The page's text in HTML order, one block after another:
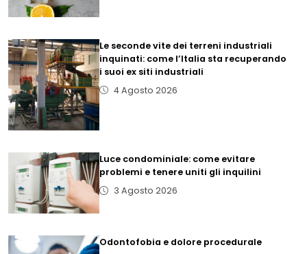
Le seconde vite dei terreni industriali
inquinati: come l’Italia sta recuperando
i suoi ex siti industriali
4 Agosto 2026
Luce condominiale: come evitare
problemi e tenere uniti gli inquilini
3 Agosto 2026
Odontofobia e dolore procedurale